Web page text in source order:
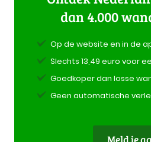
dan 4.000
Op de website en in de
Slechts 13,49 euro voor
Goedkoper dan losse
Geen automatische
Meld je